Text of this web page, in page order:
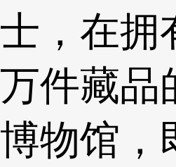
士，在拥
万件藏品
博物馆，